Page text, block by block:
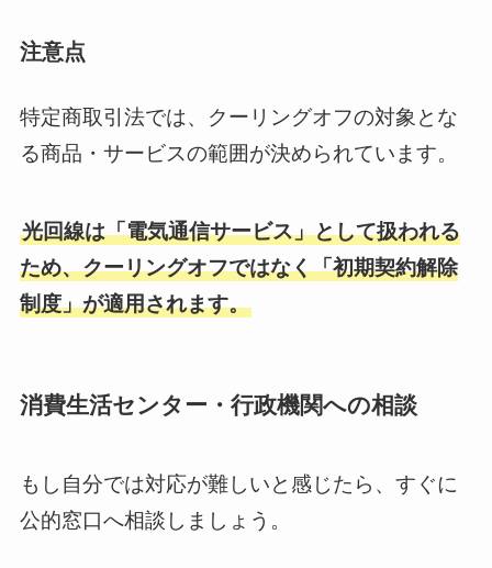
注意点
特定商取引法では、クーリングオフの対象とな
る商品・サービスの範囲が決められています。
光回線は「電気通信サービス」として扱われる
ため、クーリングオフではなく「初期契約解除
制度」が適用されます。
消費生活センター・行政機関への相談
もし自分では対応が難しいと感じたら、すぐに
公的窓口へ相談しましょう。